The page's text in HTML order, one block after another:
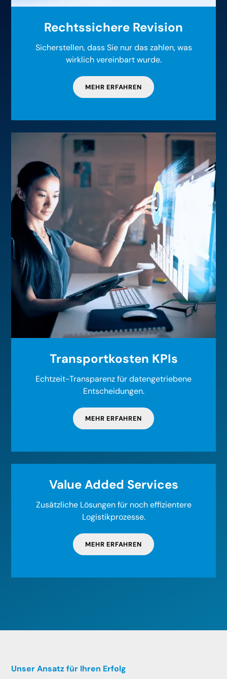
Rechtssichere Revision
Sicherstellen, dass Sie nur das zahlen, was
wirklich vereinbart wurde.
MEHR ERFAHREN
Transportkosten KPIs
Echtzeit-Transparenz für datengetriebene
Entscheidungen.
MEHR ERFAHREN
Value Added Services
Zusätzliche Lösungen für noch effizientere
Logistikprozesse.
MEHR ERFAHREN
Unser Ansatz für Ihren Erfolg